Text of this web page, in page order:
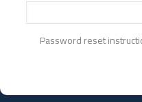
Password reset